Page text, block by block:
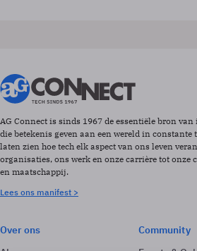
AG Connect is sinds 1967 de essentiële bron
die betekenis geven aan een wereld in
laten zien hoe tech elk aspect van ons leven
organisaties, ons werk en onze carrière tot onze
en maatschappij.
Lees ons manifest >
Over ons
Community